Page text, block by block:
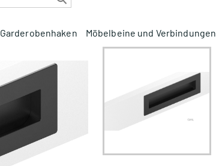
Garderobenhaken Möbelbeine und Verbindungen